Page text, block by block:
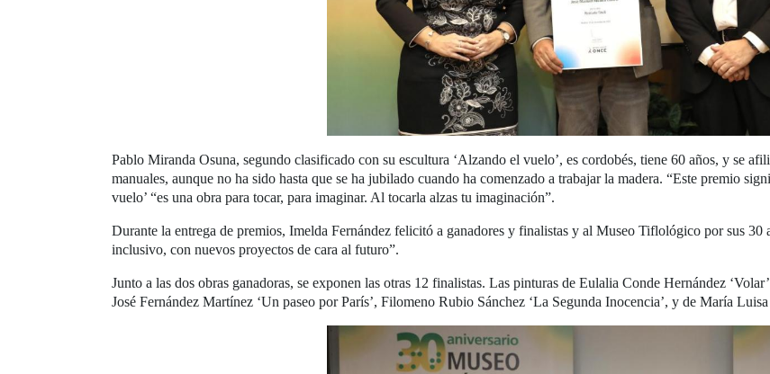
Pablo Miranda Osuna, segundo clasificado con su escultura ‘Alzando el vuelo’, es cordobés, tiene 60 años, y se
manuales, aunque no ha sido hasta que se ha jubilado cuando ha comenzado a trabajar la madera. “Este premio
vuelo’ “es una obra para tocar, para imaginar. Al tocarla alzas tu imaginación”.
Durante la entrega de premios, Imelda Fernández felicitó a ganadores y finalistas y al Museo Tiflológico por sus 30
inclusivo, con nuevos proyectos de cara al futuro”.
Junto a las dos obras ganadoras, se exponen las otras 12 finalistas. Las pinturas de Eulalia Conde Hernández
José Fernández Martínez ‘Un paseo por París’, Filomeno Rubio Sánchez ‘La Segunda Inocencia’, y de María